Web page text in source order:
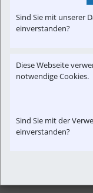
Sind Sie mit unserer
einverstanden?
Diese Webseite
notwendige Cookies.
Sind Sie mit der
einverstanden?